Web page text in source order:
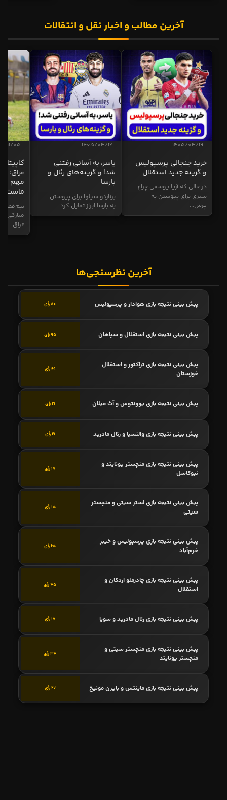
آخرین مطالب و اخبار نقل و انتقالات
1405/03/19
خرید جنجالی پرسپولیس
و گزینه جدید استقلال
در حالی که آریا یوسفی چراغ
سبزی برای پیوستن به
پرس...
1405/03/12
یاسر، به آسانی رفتنی
شد! و گزینه‌های رئال و
بارسا
برناردو سیلوا برای پیوستن
به بارسا ابراز تمایل کرد...
11/05
عراق:
مهم و
ماست
نیم‌فصل
مبارکی
عراق...
آخرین نظرسنجی‌ها
پیش بینی نتیجه بازی هوادار و پرسپولیس 80 رأی
پیش بینی نتیجه بازی استقلال و سپاهان 95 رأی
پیش بینی نتیجه بازی تراکتور و استقلال
خوزستان
69 رأی
پیش بینی نتیجه بازی یوونتوس و آث میلان 21 رأی
پیش بینی نتیجه بازی والنسیا و رئال مادرید 21 رأی
پیش بینی نتیجه بازی منچستر یونایتد و
نیوکاسل
17 رأی
پیش بینی نتیجه بازی لستر سیتی و منچستر
سیتی
15 رأی
پیش بینی نتیجه بازی پرسپولیس و خیبر
خرم‌آباد
65 رأی
پیش بینی نتیجه بازی چادرملو اردکان و
استقلال
45 رأی
پیش بینی نتیجه بازی رئال مادرید و سویا 17 رأی
پیش بینی نتیجه بازی منچستر سیتی و
منچستر یونایتد
34 رأی
پیش بینی نتیجه بازی ماینتس و بایرن مونیخ 27 رأی